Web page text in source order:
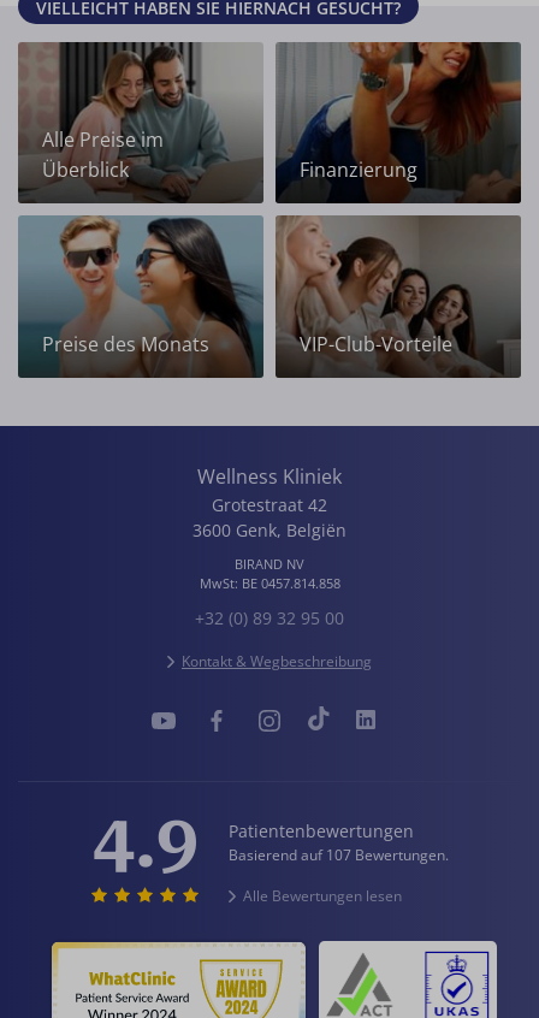
VIELLEICHT HABEN SIE HIERNACH GESUCHT?
Alle Preise im
Überblick
Finanzierung
Preise des Monats VIP-Club-Vorteile
Wellness Kliniek
Grotestraat 42
3600 Genk, Belgiën
BIRAND NV
MwSt: BE 0457.814.858
+32 (0) 89 32 95 00
Kontakt & Wegbeschreibung
4.9 Patientenbewertungen
Basierend auf 107 Bewertungen.
Alle Bewertungen lesen